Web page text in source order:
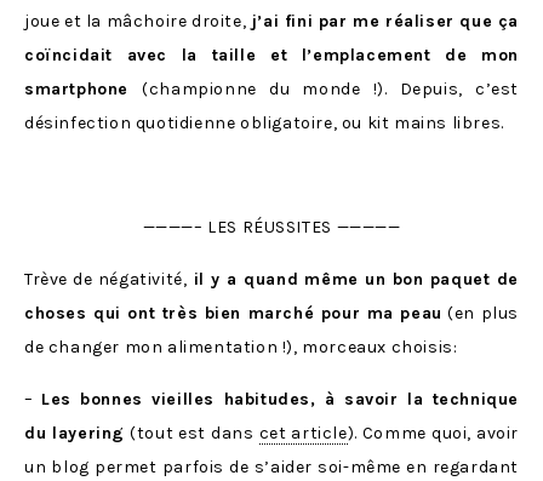
joue et la mâchoire droite, j’ai fini par me réaliser que ça
coïncidait avec la taille et l’emplacement de mon
smartphone(championne du monde !). Depuis, c’est
désinfection quotidienne obligatoire, ou kit mains libres.
————– LES RÉUSSITES —————
Trève de négativité, il y a quand même un bon paquet de
choses qui ont très bien marché pour ma peau (en plus
de changer mon alimentation !), morceaux choisis:
– Les bonnes vieilles habitudes, à savoir la technique
du layering (tout est dans cet article). Comme quoi, avoir
un blog permet parfois de s’aider soi-même en regardant